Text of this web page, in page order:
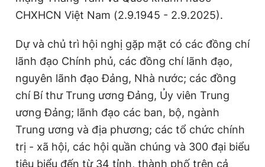
chép dưới mọi hình thức nếu không có sự chấp thuận bằng văn
bản. Phát triển bởi ePi Technologies, JSC.
CHXHCN Việt Nam (2.9.1945 - 2.9.2025).
Dự và chủ trì hội nghị gặp mặt có các đồng chí
lãnh đạo Chính phủ, các đồng chí lãnh đạo,
nguyên lãnh đạo Đảng, Nhà nước; các đồng
chí Bí thư Trung ương Đảng, Ủy viên Trung
ương Đảng; lãnh đạo các ban, bộ, ngành
Trung ương và địa phương; các tổ chức chính
trị - xã hội, các hội quần chúng và 300 đại biểu
tiêu biểu đến từ 34 tỉnh, thành phố trên cả